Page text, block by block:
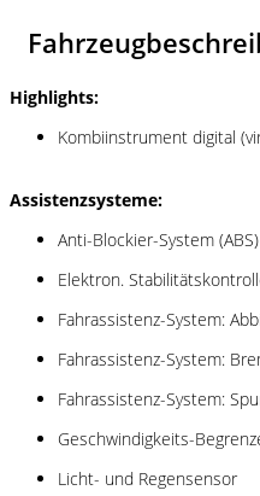
Highlights:
Kombiinstrument digital
Assistenzsysteme:
Anti-Blockier-System (ABS)
Elektron.
Fahrassistenz-System:
Fahrassistenz-System:
Fahrassistenz-System:
Geschwindigkeits-
Licht- und Regensensor